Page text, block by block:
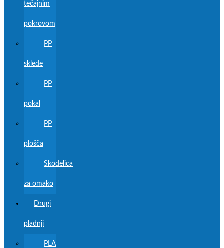
tečajnim
pokrovom
PP
sklede
PP
pokal
PP
plošča
Skodelica
za omako
Drugi
pladnji
PLA